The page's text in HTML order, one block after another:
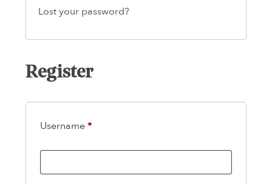
Lost your password?
Register
Username*